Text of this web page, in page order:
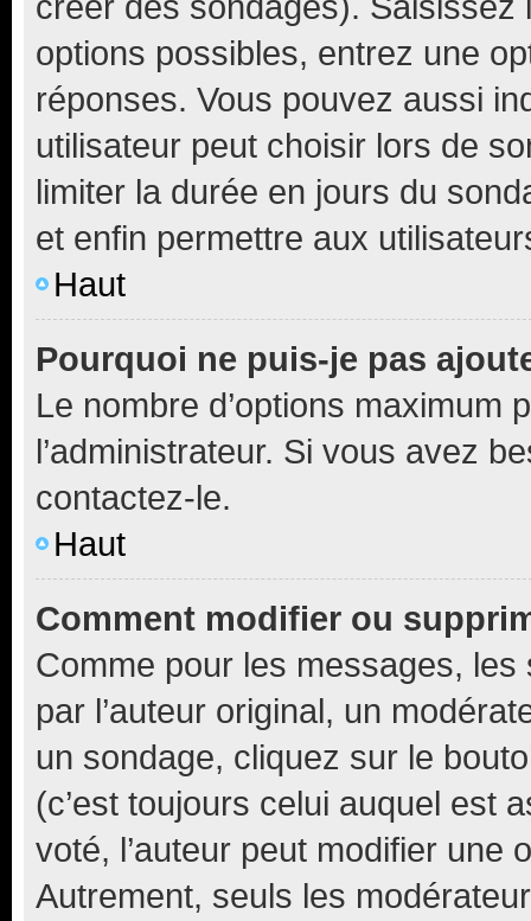
options possibles, entrez une
réponses. Vous pouvez aussi
utilisateur peut choisir lors de
limiter la durée en jours du
et enfin permettre aux
Haut
Pourquoi ne puis-je pas
Le nombre d’options maximum
l’administrateur. Si vous avez
contactez-le.
Haut
Comment modifier ou
Comme pour les messages,
par l’auteur original, un
un sondage, cliquez sur le
(c’est toujours celui auquel est
voté, l’auteur peut modifier une
Autrement, seuls les